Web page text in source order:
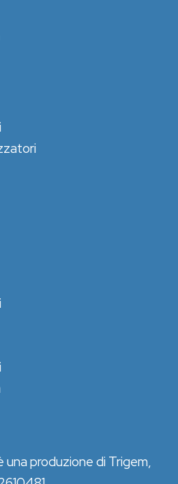
una produzione di Trigem,